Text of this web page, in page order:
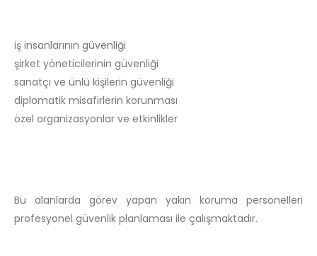
iş insanlarının güvenliği
şirket yöneticilerinin güvenliği
sanatçı ve ünlü kişilerin güvenliği
diplomatik misafirlerin korunması
özel organizasyonlar ve etkinlikler
Bu alanlarda görev yapan yakın koruma personelleri
profesyonel güvenlik planlaması ile çalışmaktadır.